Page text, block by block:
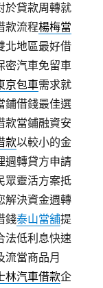
於貸款周轉就
款流程楊梅當
北地區最好借
密汽車免留車
京包車需求就
鋪借錢最佳選
款當鋪融資安
款以較小的金
週轉貸方申請
眾靈活方案抵
解決資金週轉
錢泰山當舖提
法低利息快速
流當商品月
林汽車借款企